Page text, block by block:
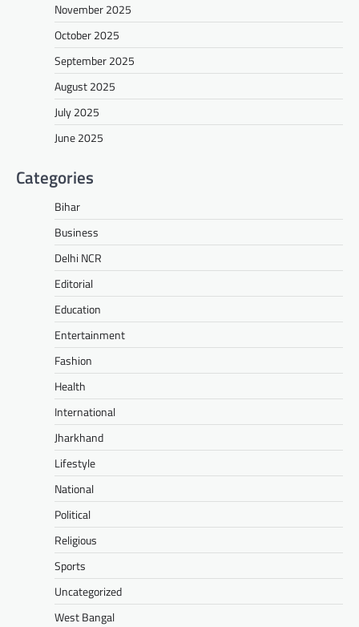
November 2025
October 2025
September 2025
August 2025
July 2025
June 2025
Categories
Bihar
Business
Delhi NCR
Editorial
Education
Entertainment
Fashion
Health
International
Jharkhand
Lifestyle
National
Political
Religious
Sports
Uncategorized
West Bangal